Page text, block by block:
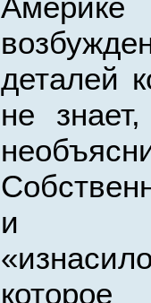
деталей
не
и